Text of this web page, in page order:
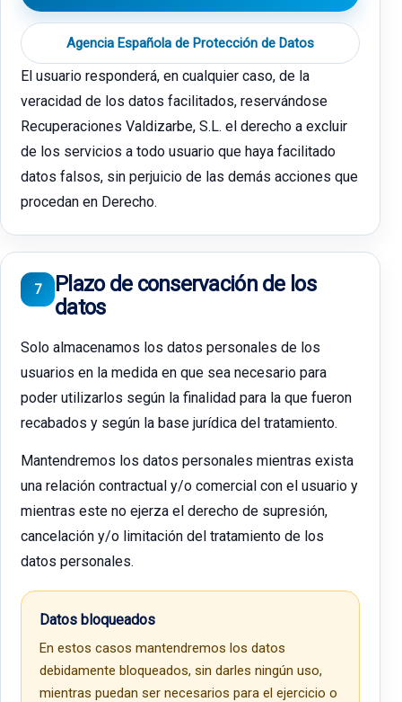
Agencia Española de Protección de Datos
El usuario responderá, en cualquier caso, de la
veracidad de los datos facilitados, reservándose
Recuperaciones Valdizarbe, S.L. el derecho a excluir
de los servicios a todo usuario que haya facilitado
datos falsos, sin perjuicio de las demás acciones que
procedan en Derecho.
7
Plazo de conservación de los
datos
Solo almacenamos los datos personales de los
usuarios en la medida en que sea necesario para
poder utilizarlos según la finalidad para la que fueron
recabados y según la base jurídica del tratamiento.
Mantendremos los datos personales mientras exista
una relación contractual y/o comercial con el usuario y
mientras este no ejerza el derecho de supresión,
cancelación y/o limitación del tratamiento de los
datos personales.
Datos bloqueados
En estos casos mantendremos los datos
debidamente bloqueados, sin darles ningún uso,
mientras puedan ser necesarios para el ejercicio o